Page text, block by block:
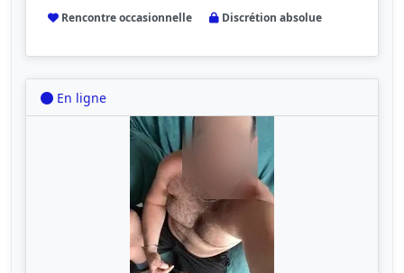
Rencontre occasionnelle Discrétion absolue
En ligne